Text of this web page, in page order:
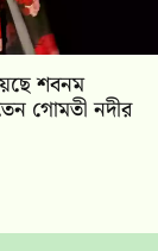
শবনম
গোমতী নদীর